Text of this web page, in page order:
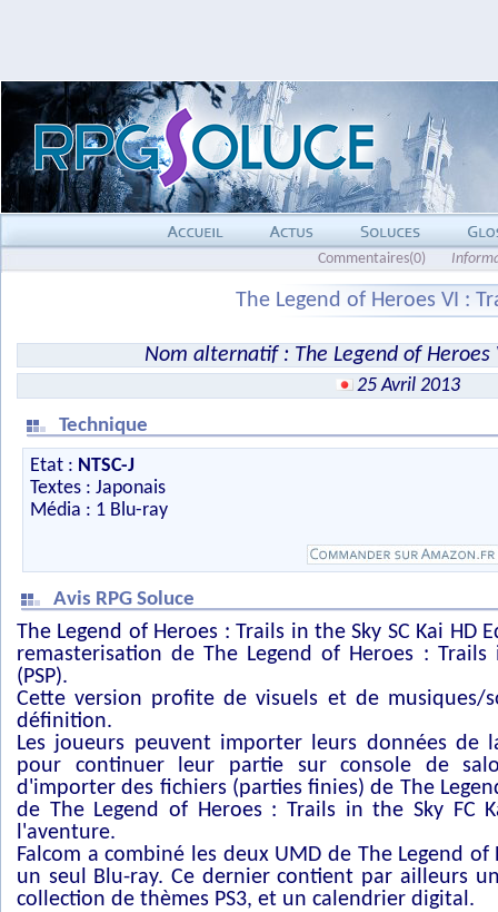
Commentaires(0)
The Legend of Heroes VI :
Nom alternatif : The Legend of Heroes
25 Avril 2013
Technique
Etat : NTSC-J
Textes : Japonais
Média : 1 Blu-ray
Avis RPG Soluce
The Legend of Heroes : Trails in the Sky SC Kai HD
remasterisation de The Legend of Heroes : Trails
(PSP).
Cette version profite de visuels et de musiques/
définition.
Les joueurs peuvent importer leurs données de
pour continuer leur partie sur console de
d'importer des fichiers (parties finies) de The
de The Legend of Heroes : Trails in the Sky FC
l'aventure.
Falcom a combiné les deux UMD de The Legend of
un seul Blu-ray. Ce dernier contient par ailleurs
collection de thèmes PS3, et un calendrier digital.